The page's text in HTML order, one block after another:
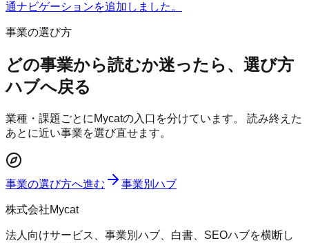
通ナビゲーションを追加しました。
事業の選び方
どの事業から読むか迷ったら、選び方
ハブへ戻る
業種・課題ごとにMycatの入口を分けています。 読み終えた
あとに近い事業を選び直せます。
事業の選び方へ進む 事業別ハブ
株式会社Mycat
法人向けサービス、事業別ハブ、白書、SEOハブを横断し